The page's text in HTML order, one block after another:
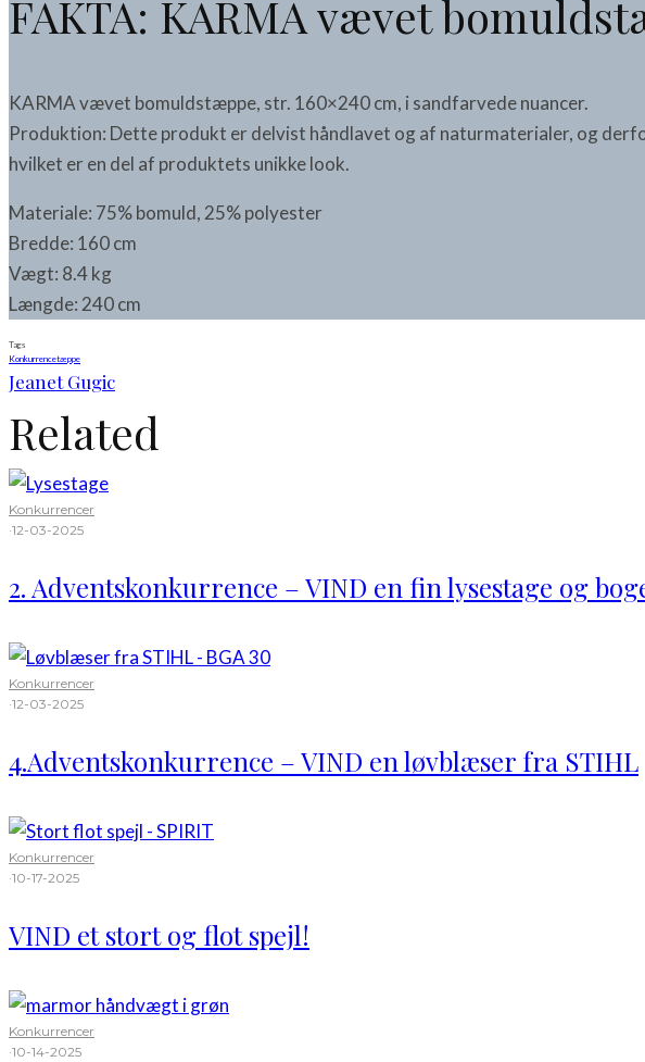
FAKTA: KARMA vævet
KARMA vævet bomuldstæppe, str. 160×240 cm, i sandfarvede nuancer.
Produktion: Dette produkt er delvist håndlavet og af naturmaterialer, og
hvilket er en del af produktets unikke look.
Materiale: 75% bomuld, 25% polyester
Bredde: 160 cm
Vægt: 8.4 kg
Længde: 240 cm
Tags
Konkurrencetæppe
Jeanet Gugic
Related
Konkurrencer
·12-03-2025
2. Adventskonkurrence – VIND en fin lysestage og
Konkurrencer
·12-03-2025
4.Adventskonkurrence – VIND en løvblæser fra STIHL
Konkurrencer
·10-17-2025
VIND et stort og flot spejl!
Konkurrencer
·10-14-2025